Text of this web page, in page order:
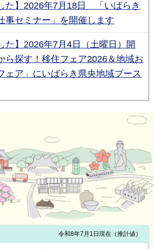
た】2026年7月18日 「いばらき
事セミナー」を開催します
た】2026年7月4日（土曜日）開
ら探す！移住フェア2026＆地域お
ェア」にいばらき県央地域ブース